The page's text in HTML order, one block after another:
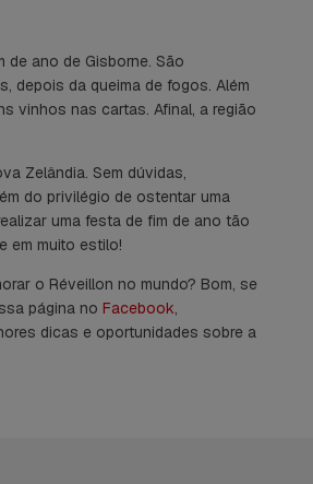
de ano de Gisborne. São
depois da queima de fogos. Além
vinhos nas cartas. Afinal, a região
Zelândia. Sem dúvidas,
do privilégio de ostentar uma
uma festa de fim de ano tão
em muito estilo!
o Réveillon no mundo? Bom, se
página no Facebook,
dicas e oportunidades sobre a